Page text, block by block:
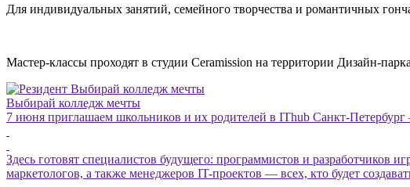
Для индивидуальных занятий, семейного творчества и романтичных
Мастер-классы проходят в студии Ceramission на территории Дизайн-парка
Выбирай колледж мечты
7 июня приглашаем школьников и их родителей в IThub Санкт-
Здесь готовят специалистов будущего: программистов и разработчиков
маркетологов, а также менеджеров IT-проектов — всех, кто будет